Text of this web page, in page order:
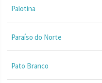
Palotina
Paraíso do Norte
Pato Branco